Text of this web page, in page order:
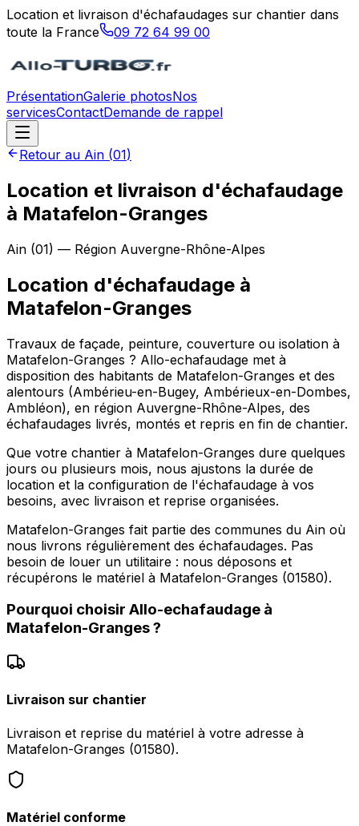
Location et livraison d'échafaudages sur chantier dans
toute la France
09 72 64 99 00
PrésentationGalerie photosNos
servicesContactDemande de rappel
Retour au Ain (01)
Location et livraison d'échafaudage
à Matafelon-Granges
Ain (01) — Région Auvergne-Rhône-Alpes
Location d'échafaudage à
Matafelon-Granges
Travaux de façade, peinture, couverture ou isolation à
Matafelon-Granges ? Allo-echafaudage met à
disposition des habitants de Matafelon-Granges et des
alentours (Ambérieu-en-Bugey, Ambérieux-en-Dombes,
Ambléon), en région Auvergne-Rhône-Alpes, des
échafaudages livrés, montés et repris en fin de chantier.
Que votre chantier à Matafelon-Granges dure quelques
jours ou plusieurs mois, nous ajustons la durée de
location et la configuration de l'échafaudage à vos
besoins, avec livraison et reprise organisées.
Matafelon-Granges fait partie des communes du Ain où
nous livrons régulièrement des échafaudages. Pas
besoin de louer un utilitaire : nous déposons et
récupérons le matériel à Matafelon-Granges (01580).
Pourquoi choisir Allo-echafaudage à
Matafelon-Granges?
Livraison sur chantier
Livraison et reprise du matériel à votre adresse à
Matafelon-Granges (01580).
Matériel conforme